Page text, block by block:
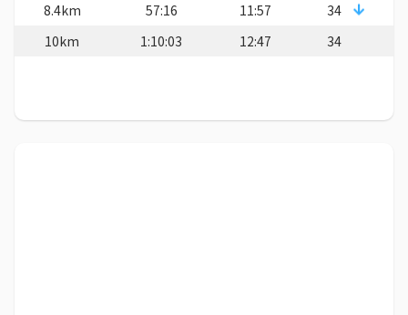
8.4km
57:16 11:57
34
10km
1:10:03 12:47 34